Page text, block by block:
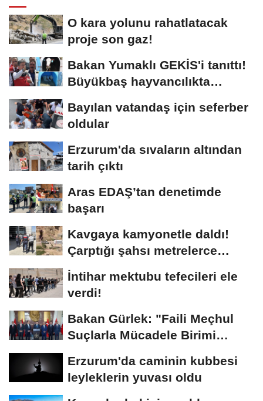
O kara yolunu rahatlatacak
proje son gaz!
Bakan Yumaklı GEKİS'i tanıttı!
Büyükbaş hayvancılıkta
Bayılan vatandaş için seferber
oldular
Erzurum'da sıvaların altından
tarih çıktı
Aras EDAŞ’tan denetimde
başarı
Kavgaya kamyonetle daldı!
Çarptığı şahsı metrelerce
sürükledi
İntihar mektubu tefecileri ele
verdi!
Bakan Gürlek: "Faili Meçhul
Suçlarla Mücadele Birimi
Erzurum'da caminin kubbesi
leyleklerin yuvası oldu